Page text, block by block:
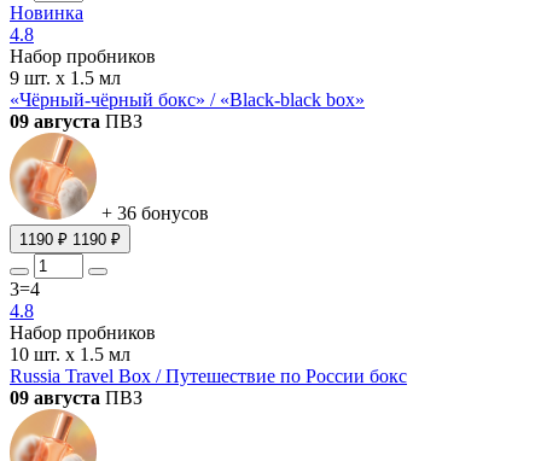
Новинка
4.8
Набор пробников
9 шт. х 1.5 мл
«Чёрный-чёрный бокс» / «Black-black box»
09 августа ПВЗ
+ 36 бонусов
1190 ₽ 1190 ₽
3=4
4.8
Набор пробников
10 шт. х 1.5 мл
Russia Travel Box / Путешествие по России бокс
09 августа ПВЗ